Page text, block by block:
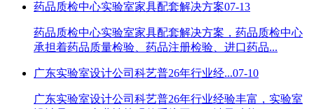
药品质检中心实验室家具配套解决方案07-13
药品质检中心实验室家具配套解决方案，药品质检中心
承担着药品质量检验、药品注册检验、进口药品...
广东实验室设计公司科艺普26年行业经...07-10
广东实验室设计公司科艺普26年行业经验丰富，实验室